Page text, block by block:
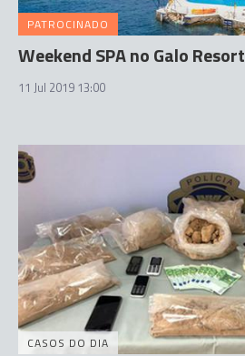
PATROCINADO
Weekend SPA no Galo Resort
11 Jul 2019 13:00
CASOS DO DIA